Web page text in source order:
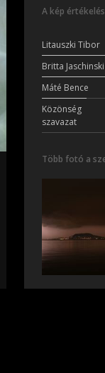
A kép
Litauszki Tibor
Britta Jaschinski
Máté Bence
Közönség
szavazat
Több fotó a